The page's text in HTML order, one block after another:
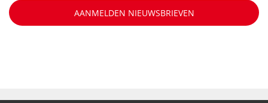
AANMELDEN NIEUWSBRIEVEN